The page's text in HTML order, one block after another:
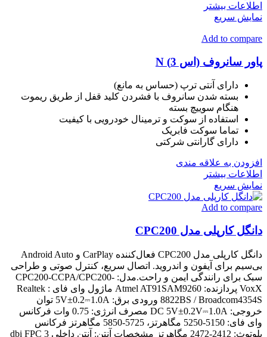
اطلاعات بیشتر
نمایش سریع
Add to compare
پاور سانروف (اس 3) N
دارای آنتی ترپ (حساس به مانع)
بسته شدن سانروف با فشردن کلید قفل از طریق ریموت
هنگام سوییچ بسته
استفاده از سوکت و ترمینال خودرویی با کیفیت
تماما سوکت فابریک
دارای گارانتی شرکتی
افزودن به علاقه مندی
اطلاعات بیشتر
نمایش سریع
Add to compare
دانگل کارپلی مدل CPC200
دانگل کارپلی مدل CPC200 فعال‌کننده CarPlay و Android Auto
بی‌سیم برای آیفون و اندروید. اتصال سریع، کنترل صوتی و طراحی
سبک برای رانندگی ایمن و راحت.مدل: CPC200-CCPA/CPC200-
VoxX پردازنده: Atmel AT91SAM9260 ماژول وای فای : Realtek
8822BS / Broadcom4354S ورودی برق: 5V±0.2⎓1.0A توان
خروجی: DC 5V±0.2V⎓1.0A مصرف انرژی: 0.75 وات فرکانس
وای فای: 5150-5250 مگاهرتز، 5725-5850 مگاهرتز فرکانس
بلوتوث: 2412-2472 مگاهرتز مشخصات آنتن: آنتن داخلی 3 dbi FPC